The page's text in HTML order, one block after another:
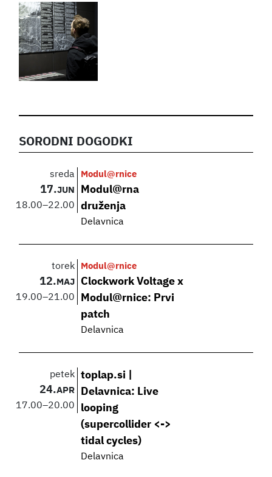
SORODNI DOGODKI
sreda
17.JUN
18.00–22.00
Modul@rnice
Modul@rna
druženja
Delavnica
torek
12.MAJ
19.00–21.00
Modul@rnice
Clockwork Voltage x
Modul@rnice: Prvi
patch
Delavnica
petek
24.APR
17.00–20.00
toplap.si |
Delavnica: Live
looping
(supercollider <->
tidal cycles)
Delavnica